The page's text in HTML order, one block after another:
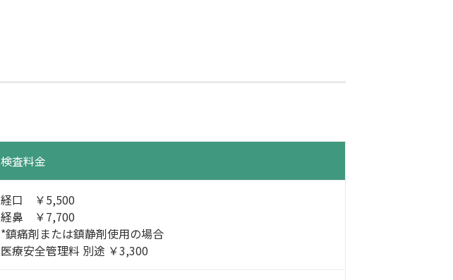
検査料金
経口 ￥5,500
経鼻 ￥7,700
*鎮痛剤または鎮静剤使用の場合
医療安全管理料 別途 ￥3,300